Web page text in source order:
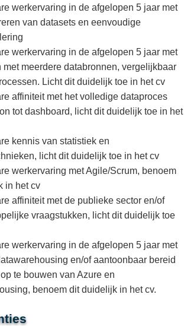
werkervaring in de afgelopen 5 jaar met
van datasets en eenvoudige
werkervaring in de afgelopen 5 jaar met
met meerdere databronnen, vergelijkbaar
Licht dit duidelijk toe in het cv
affiniteit met het volledige dataproces
tot dashboard, licht dit duidelijk toe in het
kennis van statistiek en
licht dit duidelijk toe in het cv
werkervaring met Agile/Scrum, benoem
in het cv
affiniteit met de publieke sector en/of
vraagstukken, licht dit duidelijk toe
werkervaring in de afgelopen 5 jaar met
en/of aantoonbaar bereid
te bouwen van Azure en
benoem dit duidelijk in het cv.